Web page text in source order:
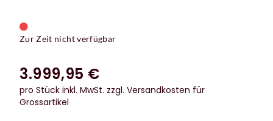
Zur Zeit nicht verfügbar
3.999,95 €
pro Stück inkl. MwSt. zzgl. Versandkosten für
Grossartikel